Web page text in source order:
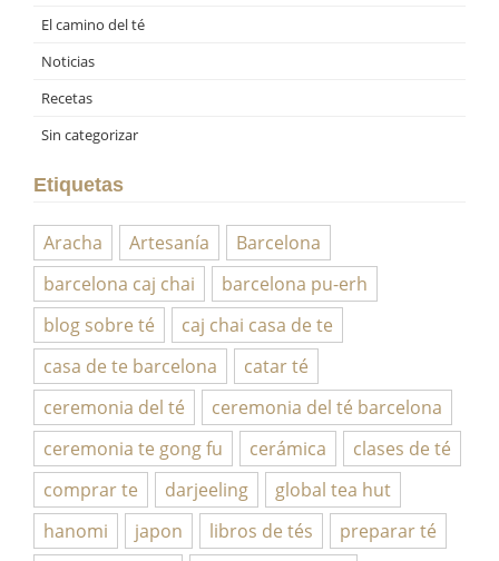
El camino del té
Noticias
Recetas
Sin categorizar
Etiquetas
Aracha Artesanía
Barcelona
barcelona caj chai
barcelona pu-erh
blog sobre té
caj chai casa de te
casa de te barcelona
catar té
ceremonia del té
ceremonia del té barcelona
ceremonia te gong fu
cerámica
clases de té
comprar te
darjeeling
global tea hut
hanomi
japon libros de tés
preparar té